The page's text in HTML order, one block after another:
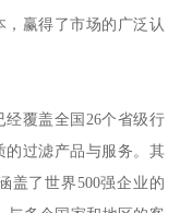
赢得了市场的广泛认
覆盖全国26个省级行
的过滤产品与服务。其
盖了世界500强企业的